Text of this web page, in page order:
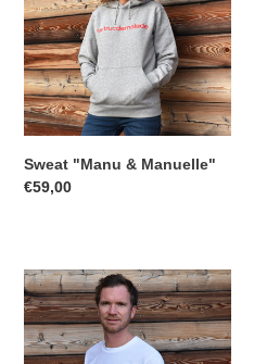
Manuelle"
Sweat "Manu & Manuelle"
Prix
€59,00
Tee-
shirt
"Lau
&